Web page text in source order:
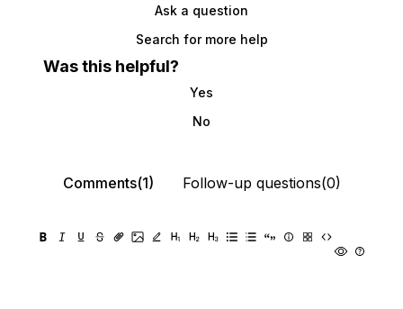
Ask a question
Search for more help
Was this helpful?
Yes
No
Comments(1) Follow-up questions(0)